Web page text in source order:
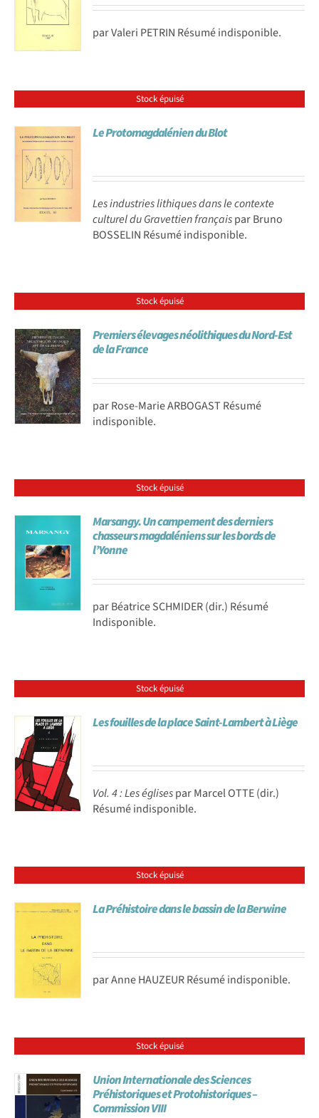
par Valeri PETRIN Résumé indisponible.
Stock épuisé
Le Protomagdalénien du Blot
Les industries lithiques dans le contexte
culturel du Gravettien françaispar Bruno
BOSSELIN Résumé indisponible.
Stock épuisé
Premiers élevages néolithiques du Nord-Est
de la France
par Rose-Marie ARBOGAST Résumé
indisponible.
Stock épuisé
Marsangy. Un campement des derniers
chasseurs magdaléniens sur les bords de
l’Yonne
par Béatrice SCHMIDER (dir.) Résumé
Indisponible.
Stock épuisé
Les fouilles de la place Saint-Lambert à Liège
Vol. 4 : Les églisespar Marcel OTTE (dir.)
Résumé indisponible.
Stock épuisé
La Préhistoire dans le bassin de la Berwine
par Anne HAUZEUR Résumé indisponible.
Stock épuisé
Union Internationale des Sciences
Préhistoriques et Protohistoriques –
Commission VIII